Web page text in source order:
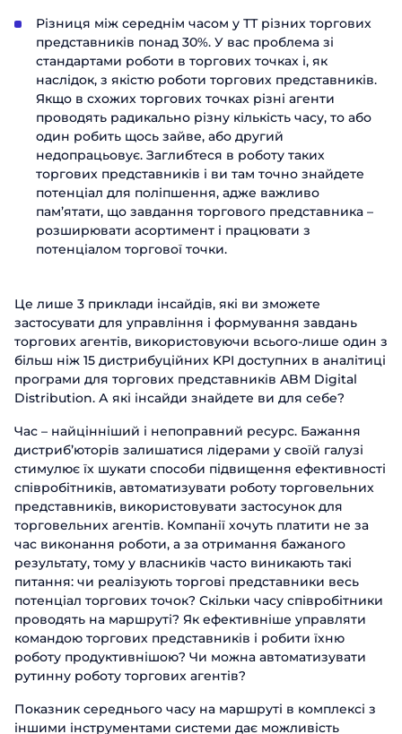
Різниця між середнім часом у ТТ різних торгових
представників понад 30%. У вас проблема зі
стандартами роботи в торгових точках і, як
наслідок, з якістю роботи торгових представників.
Якщо в схожих торгових точках різні агенти
проводять радикально різну кількість часу, то або
один робить щось зайве, або другий
недопрацьовує. Заглибтеся в роботу таких
торгових представників і ви там точно знайдете
потенціал для поліпшення, адже важливо
пам’ятати, що завдання торгового представника –
розширювати асортимент і працювати з
потенціалом торгової точки.
Це лише 3 приклади інсайдів, які ви зможете
застосувати для управління і формування завдань
торгових агентів, використовуючи всього-лише один з
більш ніж 15 дистрибуційних KPI доступних в аналітиці
програми для торгових представників ABM Digital
Distribution. А які інсайди знайдете ви для себе?
Час – найцінніший і непоправний ресурс. Бажання
дистриб’юторів залишатися лідерами у своїй галузі
стимулює їх шукати способи підвищення ефективності
співробітників, автоматизувати роботу торговельних
представників, використовувати застосунок для
торговельних агентів. Компанії хочуть платити не за
час виконання роботи, а за отримання бажаного
результату, тому у власників часто виникають такі
питання: чи реалізують торгові представники весь
потенціал торгових точок? Скільки часу співробітники
проводять на маршруті? Як ефективніше управляти
командою торгових представників і робити їхню
роботу продуктивнішою? Чи можна автоматизувати
рутинну роботу торгових агентів?
Показник середнього часу на маршруті в комплексі з
іншими інструментами системи дає можливість
Замовити
презентацію
Заповніть форму, щоб дізнатися
Ім'я
Прізвище
Телефон
Email
Посада
Назва компанії
Дякуємо за звернення.
Ми цінуємо, що ви зацікавились саме
нашими продуктами. Один з наших
співробітників зв'яжеться з вами
найближчим часом. Гарного дня!
Замовити дзвінок
Поспілкуйтесь з нашим експертом
вже сьогодні
Ім'я
Телефон
Відправити
Дякуємо за звернення.
Ми цінуємо, що ви зацікавились саме
нашими продуктами. Один з наших
співробітників зв'яжеться з вами
найближчим часом. Гарного дня!
Дякуємо за звернення.
Ми цінуємо, що ви зацікавились саме
нашими продуктами. Один з наших
співробітників зв'яжеться з вами
найближчим часом. Гарного дня!